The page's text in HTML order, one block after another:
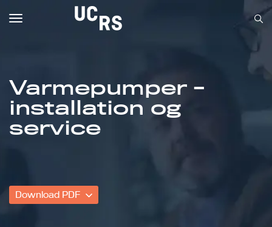
Om UCRS
Bliv faglært
Varmepumper -
installation og
service
Download PDF